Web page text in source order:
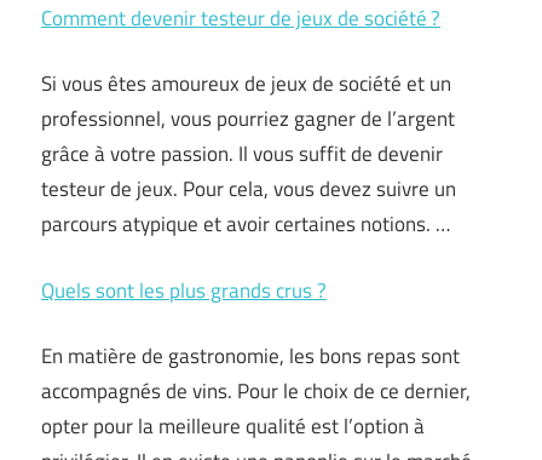
Comment devenir testeur de jeux de société ?
Si vous êtes amoureux de jeux de société et un
professionnel, vous pourriez gagner de l’argent
grâce à votre passion. Il vous suffit de devenir
testeur de jeux. Pour cela, vous devez suivre un
parcours atypique et avoir certaines notions. …
Quels sont les plus grands crus ?
En matière de gastronomie, les bons repas sont
accompagnés de vins. Pour le choix de ce dernier,
opter pour la meilleure qualité est l’option à